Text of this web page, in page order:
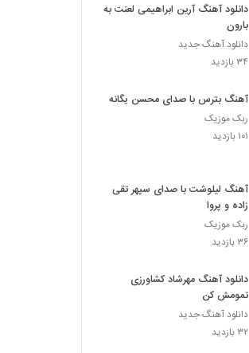
دانلود آهنگ آرین ابراهیمی لعنت به
بارون
دانلود آهنگ جدید
۳۴ بازدید
آهنگ بترس با صدای محسن یگانه
ربک موزیک
۱۰۱ بازدید
آهنگ لیلوشت با صدای سپهر تقی
زاده و پروا
ربک موزیک
۳۶ بازدید
دانلود آهنگ مهرشاد کشاورزی
تمومش کن
دانلود آهنگ جدید
۳۲ بازدید